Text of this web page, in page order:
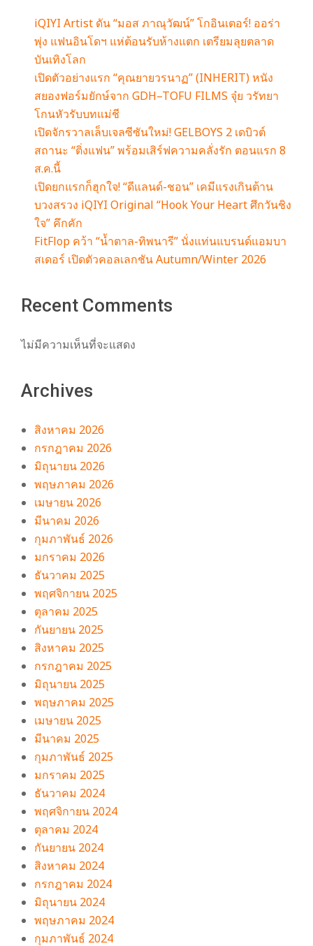
iQIYI Artist ดัน “มอส ภาณุวัฒน์” โกอินเตอร์! ออร่า
พุ่ง แฟนอินโดฯ แห่ต้อนรับห้างแตก เตรียมลุยตลาด
บันเทิงโลก
เปิดตัวอย่างแรก “คุณยายวรนาฏ” (INHERIT) หนัง
สยองฟอร์มยักษ์จาก GDH–TOFU FILMS จุ๋ย วรัทยา
โกนหัวรับบทแม่ชี
เปิดจักรวาลเล็บเจลซีซันใหม่! GELBOYS 2 เดบิวต์
สถานะ “ติ่งแฟน” พร้อมเสิร์ฟความคลั่งรัก ตอนแรก 8
ส.ค.นี้
เปิดยกแรกก็ฮุกใจ! “ดีแลนด์-ชอน” เคมีแรงเกินต้าน
บวงสรวง iQIYI Original “Hook Your Heart ศึกวันชิง
ใจ” คึกคัก
FitFlop คว้า “น้ำตาล-ทิพนารี” นั่งแท่นแบรนด์แอมบา
สเดอร์ เปิดตัวคอลเลกชัน Autumn/Winter 2026
Recent Comments
ไม่มีความเห็นที่จะแสดง
Archives
สิงหาคม 2026
กรกฎาคม 2026
มิถุนายน 2026
พฤษภาคม 2026
เมษายน 2026
มีนาคม 2026
กุมภาพันธ์ 2026
มกราคม 2026
ธันวาคม 2025
พฤศจิกายน 2025
ตุลาคม 2025
กันยายน 2025
สิงหาคม 2025
กรกฎาคม 2025
มิถุนายน 2025
พฤษภาคม 2025
เมษายน 2025
มีนาคม 2025
กุมภาพันธ์ 2025
มกราคม 2025
ธันวาคม 2024
พฤศจิกายน 2024
ตุลาคม 2024
กันยายน 2024
สิงหาคม 2024
กรกฎาคม 2024
มิถุนายน 2024
พฤษภาคม 2024
กุมภาพันธ์ 2024